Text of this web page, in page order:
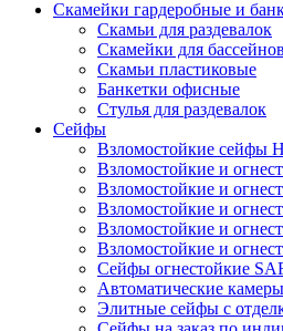
Скамейки гардеробные и
Скамьи для раздевалок
Скамейки для бассейнов
Скамьи пластиковые
Банкетки офисные
Стулья для раздевалок
Сейфы
Взломостойкие сейфы
Взломостойкие и
Взломостойкие и
Взломостойкие и
Взломостойкие и
Взломостойкие и
Сейфы огнестойкие
Автоматические
Элитные сейфы с